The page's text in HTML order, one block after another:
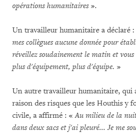
opérations humanitaires».
Un travailleur humanitaire a déclaré
mes collègues aucune donnée pour
réveillez soudainement le matin et
plus d'équipement, plus d'équipe. »
Un autre travailleur humanitaire, qui
raison des risques que les Houthis y
civile, a affirmé : «Au milieu de la
dans deux sacs et j'ai pleuré... Je me